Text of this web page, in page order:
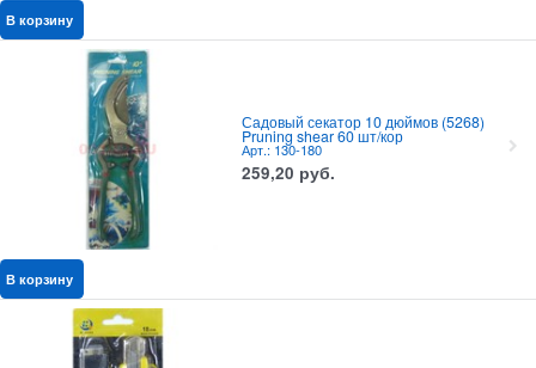
В корзину
Садовый секатор 10 дюймов (5268)
Pruning shear 60 шт/кор
Арт.: 130-180
259,20 руб.
В корзину